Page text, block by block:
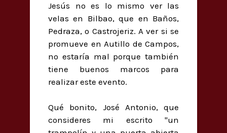
Jesús no es lo mismo ver las
velas en Bilbao, que en Baños,
Pedraza, o Castrojeriz. A ver si se
promueve en Autillo de Campos,
no estaría mal porque también
tiene buenos marcos para
realizar este evento.
Qué bonito, José Antonio, que
consideres mi escrito "un